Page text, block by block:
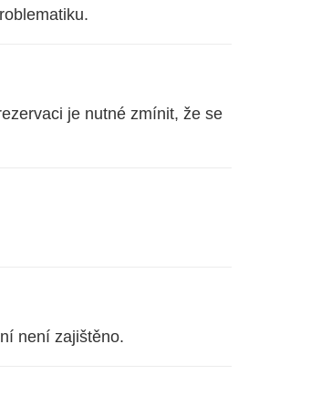
je nutné zmínit, že se
není zajištěno.